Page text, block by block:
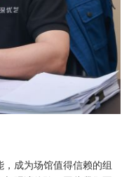
成为场馆值得信赖的组